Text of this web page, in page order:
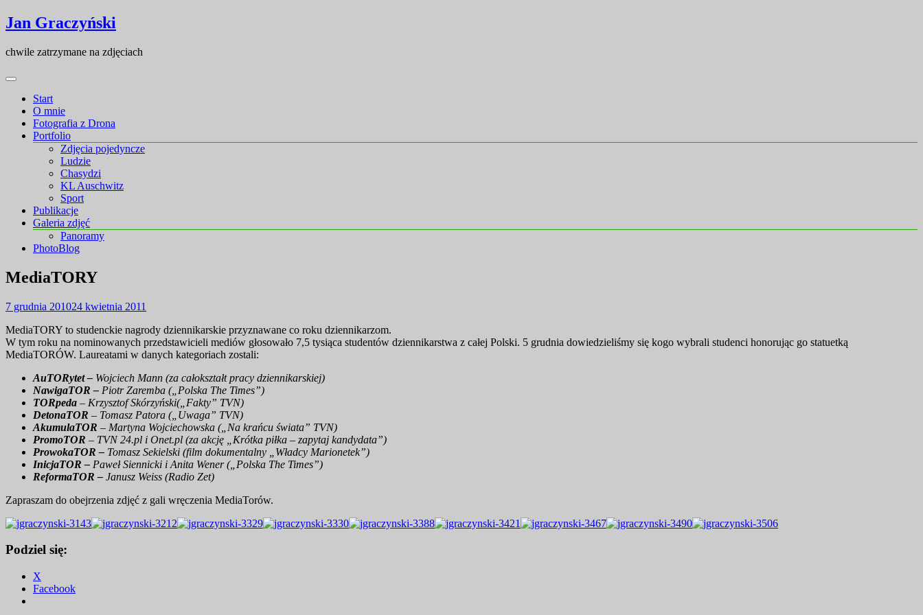
Skip
to
Skip
to
Jan Graczyński
chwile zatrzymane na zdjęciach
Start
O mnie
Fotografia z Drona
Portfolio
Zdjęcia pojedyncze
Ludzie
Chasydzi
KL Auschwitz
Sport
Publikacje
Galeria zdjęć
Panoramy
PhotoBlog
MediaTORY
7 grudnia 201024 kwietnia 2011
MediaTORY to studenckie nagrody dziennikarskie przyznawane co roku dziennikarzom.
W tym roku na nominowanych przedstawicieli mediów głosowało 7,5 tysiąca studentów dziennikarstwa z całej Polski. 5 grudnia dowiedzieliśmy się kogo wybrali studenci honorując go statuetką
MediaTORÓW. Laureatami w danych kategoriach zostali:
AuTORytet – Wojciech Mann (za całokształt pracy dziennikarskiej)
NawigaTOR – Piotr Zaremba („Polska The Times”)
TORpeda – Krzysztof Skórzyński(„Fakty” TVN)
DetonaTOR – Tomasz Patora („Uwaga” TVN)
AkumulaTOR – Martyna Wojciechowska („Na krańcu świata” TVN)
PromoTOR – TVN 24.pl i Onet.pl (za akcję „Krótka piłka – zapytaj kandydata”)
ProwokaTOR – Tomasz Sekielski (film dokumentalny „Władcy Marionetek”)
InicjaTOR – Paweł Siennicki i Anita Wener („Polska The Times”)
ReformaTOR – Janusz Weiss (Radio Zet)
Zapraszam do obejrzenia zdjęć z gali wręczenia MediaTorów.
Podziel się:
X
Facebook